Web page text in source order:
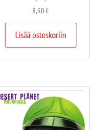
8,90€
Lisää ostoskoriin